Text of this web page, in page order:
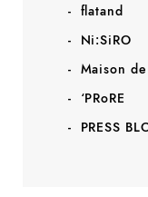
flatand
Ni:SiRO
Maison
‘PRoRE
PRESS